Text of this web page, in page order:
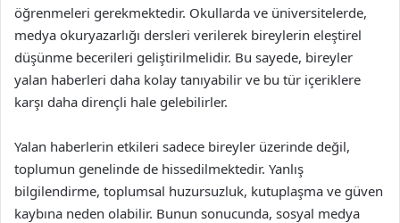
öğrenmeleri gerekmektedir. Okullarda ve üniversitelerde,
medya okuryazarlığı dersleri verilerek bireylerin eleştirel
düşünme becerileri geliştirilmelidir. Bu sayede, bireyler
yalan haberleri daha kolay tanıyabilir ve bu tür içeriklere
karşı daha dirençli hale gelebilirler.
Yalan haberlerin etkileri sadece bireyler üzerinde değil,
toplumun genelinde de hissedilmektedir. Yanlış
bilgilendirme, toplumsal huzursuzluk, kutuplaşma ve güven
kaybına neden olabilir. Bunun sonucunda, sosyal medya